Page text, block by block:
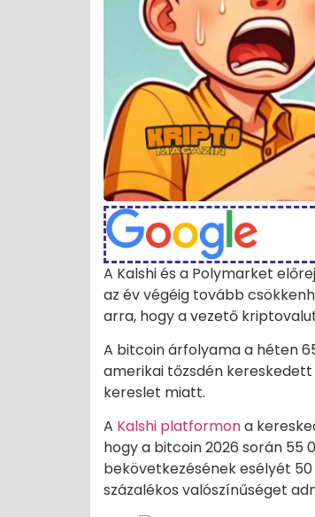
A Kalshi és a Polymarket
az év végéig tovább
arra, hogy a vezető
A bitcoin árfolyama a héten
amerikai tőzsdén
kereslet miatt.
A Kalshi platformona
hogy a bitcoin 2026 során 55
bekövetkezésének esélyét
százalékos valószínűséget